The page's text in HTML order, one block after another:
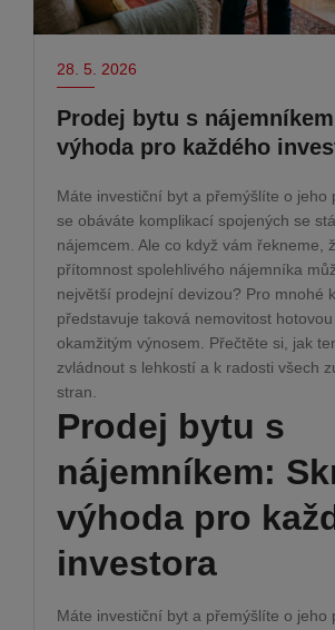
28. 5. 2026
Prodej bytu s
výhoda pro každého
Máte investiční byt a přemýšlíte o jeho
se obáváte komplikací spojených se
nájemcem. Ale co když vám řekneme,
přítomnost spolehlivého nájemníka
největší prodejní devizou? Pro mnohé
představuje taková nemovitost
okamžitým výnosem. Přečtěte si, jak
zvládnout s lehkostí a k radosti všech
stran.
Prodej bytu s
nájemníkem:
výhoda pro
investora
Máte investiční byt a přemýšlíte o jeho